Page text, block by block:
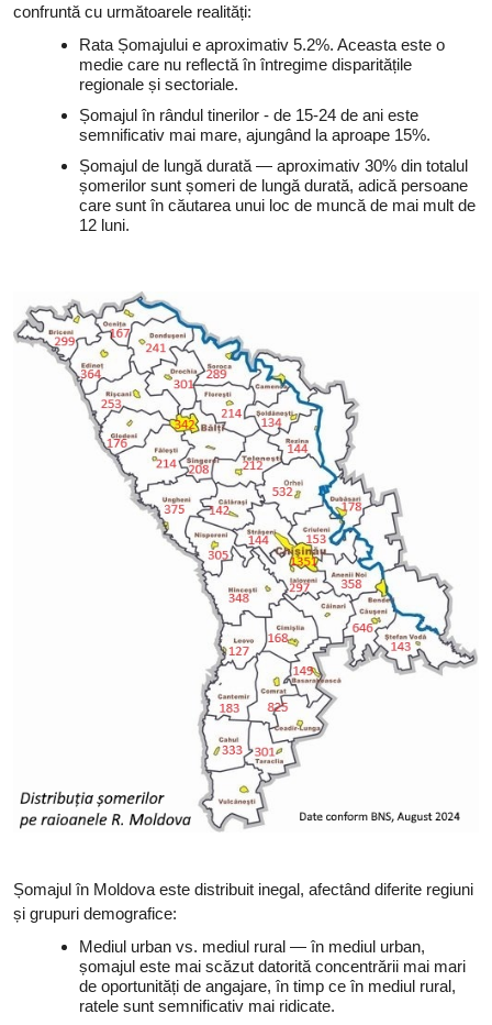
confruntă cu următoarele realități:
Rata Șomajului e aproximativ 5.2%. Aceasta este o
medie care nu reflectă în întregime disparitățile
regionale și sectoriale.
Șomajul în rândul tinerilor - de 15-24 de ani este
semnificativ mai mare, ajungând la aproape 15%.
Șomajul de lungă durată — aproximativ 30% din totalul
șomerilor sunt șomeri de lungă durată, adică persoane
care sunt în căutarea unui loc de muncă de mai mult de
12 luni.
Șomajul în Moldova este distribuit inegal, afectând diferite regiuni
și grupuri demografice:
Mediul urban vs. mediul rural — în mediul urban,
șomajul este mai scăzut datorită concentrării mai mari
de oportunități de angajare, în timp ce în mediul rural,
ratele sunt semnificativ mai ridicate.